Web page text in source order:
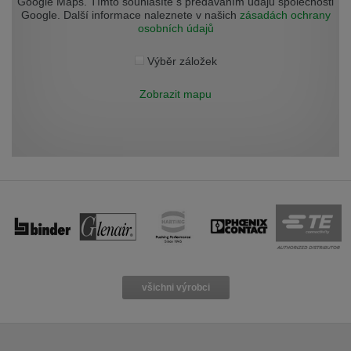
Přepněte na německou verzi Zůstaňte v této verzi
angezeigte bevorzugt. Diese Webseite ist auch auf Deutsch verfügbar.
Möchten Sie zur Deutschen Version wechseln?
Zur deutschen Version wechseln Auf dieser Version bleiben
We have detected, that your browser prefers another language than the
selected one. This website is also available in English. Would you like to
switch to the English version?
Google. Další informace naleznete v našich zásadách ochrany
osobních údajů
Výběr záložek
Zobrazit mapu
všichni výrobci